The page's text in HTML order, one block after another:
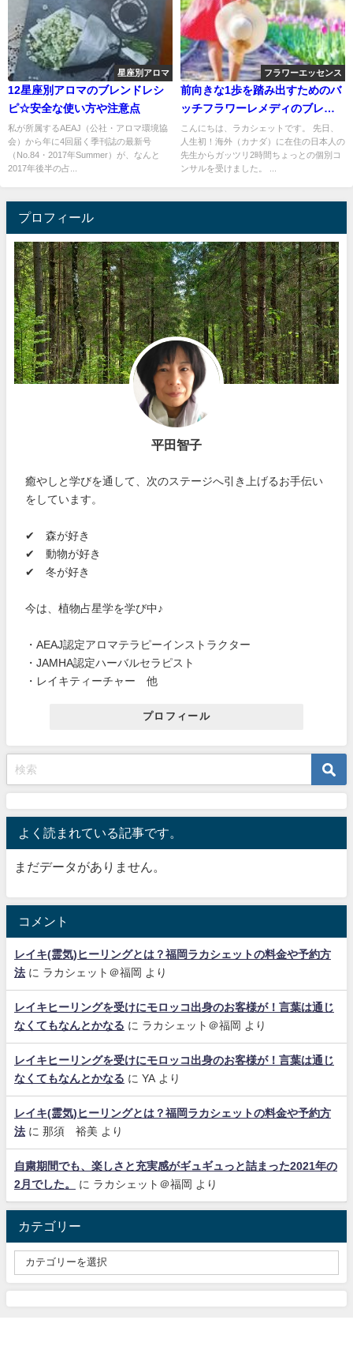
星座別アロマ
12星座別アロマのブレンドレシ
ピ☆安全な使い方や注意点
私が所属するAEAJ（公社・アロマ環境協
会）から年に4回届く季刊誌の最新号
（No.84・2017年Summer）が、なんと
2017年後半の占...
フラワーエッセンス
前向きな1歩を踏み出すためのバ
ッチフラワーレメディのブレン
ドレシピ
こんにちは、ラカシェットです。 先日、
人生初！海外（カナダ）に在住の日本人の
先生からガッツリ2時間ちょっとの個別コ
ンサルを受けました。 ...
プロフィール
平田智子
癒やしと学びを通して、次のステージへ引き上げるお手伝い
をしています。
✔ 森が好き
✔ 動物が好き
✔ 冬が好き
今は、植物占星学を学び中♪
・AEAJ認定アロマテラピーインストラクター
・JAMHA認定ハーバルセラピスト
・レイキティーチャー 他
プロフィール
よく読まれている記事です。
まだデータがありません。
コメント
レイキ(霊気)ヒーリングとは？福岡ラカシェットの料金や予約方
法 に ラカシェット＠福岡 より
レイキヒーリングを受けにモロッコ出身のお客様が！言葉は通じ
なくてもなんとかなる に ラカシェット＠福岡 より
レイキヒーリングを受けにモロッコ出身のお客様が！言葉は通じ
なくてもなんとかなる に YA より
レイキ(霊気)ヒーリングとは？福岡ラカシェットの料金や予約方
法 に 那須 裕美 より
自粛期間でも、楽しさと充実感がギュギュっと詰まった2021年の
2月でした。
に ラカシェット＠福岡 より
カテゴリー